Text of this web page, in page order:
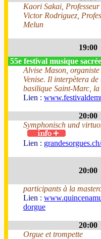
Kaori Sakai,
Victor Rodriguez,
Melun
19:00
55e festival musique sacrée
Alvise Mason,
Venise. Il interpètera
basilique Saint-Marc, la
Lien :
20:00
Symphonisch und
Lien : grandesorgues.ch/
20:00
participants à la
Lien :
dorgue
20:00
Orgue et trompette